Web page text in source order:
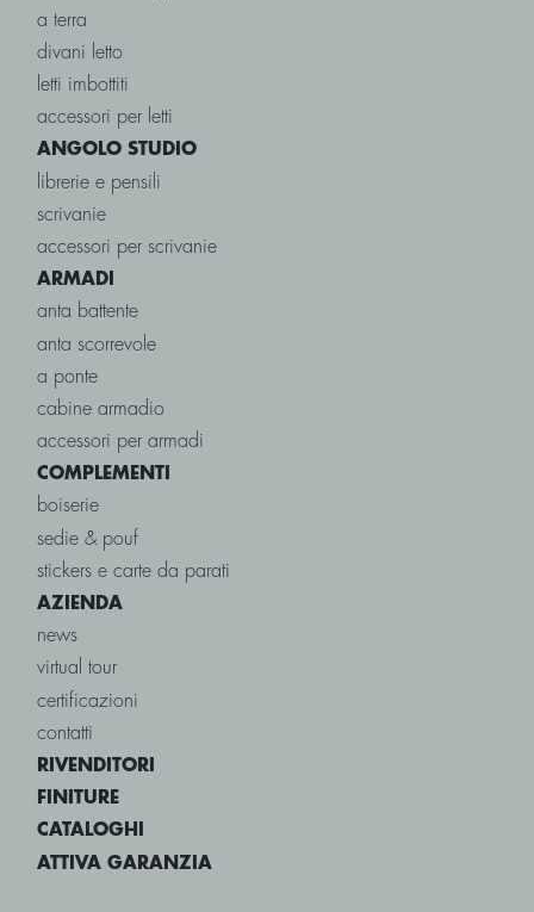
a terra
divani letto
letti imbottiti
accessori per letti
ANGOLO STUDIO
librerie e pensili
scrivanie
accessori per scrivanie
ARMADI
anta battente
anta scorrevole
a ponte
cabine armadio
accessori per armadi
COMPLEMENTI
boiserie
sedie & pouf
stickers e carte da parati
AZIENDA
news
virtual tour
certificazioni
contatti
RIVENDITORI
FINITURE
CATALOGHI
ATTIVA GARANZIA